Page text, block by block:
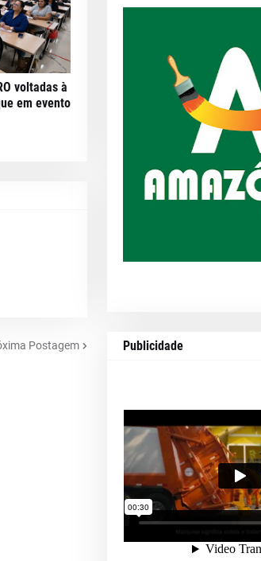
voltadas à
em evento
Postagem Publicidade